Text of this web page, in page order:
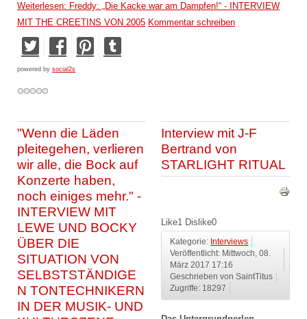
Weiterlesen: Freddy: „Die Kacke war am Dampfen!“ - INTERVIEW
MIT THE CREETINS VON 2005 Kommentar schreiben
powered by social2s
"Wenn die Läden
pleitegehen, verlieren
wir alle, die Bock auf
Konzerte haben,
noch einiges mehr." -
INTERVIEW MIT
LEWE UND BOCKY
ÜBER DIE
SITUATION VON
SELBSTSTÄNDIGE
N TONTECHNIKERN
IN DER MUSIK- UND
Interview mit J-F
Bertrand von
STARLIGHT RITUAL
Like1 Dislike0
Kategorie: Interviews
Veröffentlicht: Mittwoch, 08.
März 2017 17:16
Geschrieben von SaintTitus
Zugriffe: 18297